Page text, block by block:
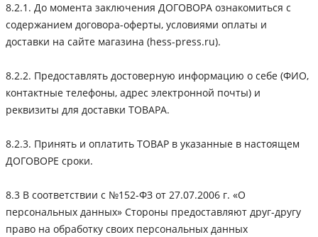
8.2.1. До момента заключения ДОГОВОРА ознакомиться с
содержанием договора-оферты, условиями оплаты и
доставки на сайте магазина (hess-press.ru).
8.2.2. Предоставлять достоверную информацию о себе (ФИО,
контактные телефоны, адрес электронной почты) и
реквизиты для доставки ТОВАРА.
8.2.3. Принять и оплатить ТОВАР в указанные в настоящем
ДОГОВОРЕ сроки.
8.3 В соответствии с №152-ФЗ от 27.07.2006 г. «О
персональных данных» Стороны предоставляют друг-другу
право на обработку своих персональных данных